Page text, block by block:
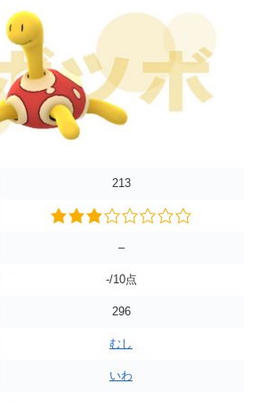
213
–
-/10点
296
むし
いわ